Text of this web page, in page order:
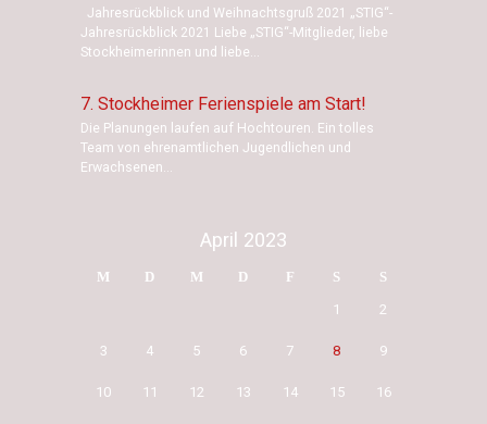
Jahresrückblick und Weihnachtsgruß 2021 „STIG“-
Jahresrückblick 2021 Liebe „STIG“-Mitglieder, liebe
Stockheimerinnen und liebe...
7. Stockheimer Ferienspiele am Start!
Die Planungen laufen auf Hochtouren. Ein tolles
Team von ehrenamtlichen Jugendlichen und
Erwachsenen...
April 2023
M D M D F S
S
1
2
3 4 5 6 7 8 9
10 11 12 13 14 15 16